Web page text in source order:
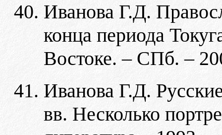
Иванова Г.Д.
конца периода
Востоке. – СПб. –
Иванова Г.Д.
вв. Несколько